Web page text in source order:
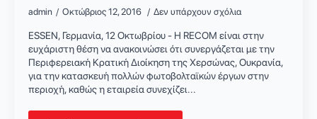
admin Οκτώβριος 12, 2016 Δεν υπάρχουν σχόλια
ESSEN, Γερμανία, 12 Οκτωβρίου - Η RECOM είναι στην
ευχάριστη θέση να ανακοινώσει ότι συνεργάζεται με την
Περιφερειακή Κρατική Διοίκηση της Χερσώνας, Ουκρανία,
για την κατασκευή πολλών φωτοβολταϊκών έργων στην
περιοχή, καθώς η εταιρεία συνεχίζει...